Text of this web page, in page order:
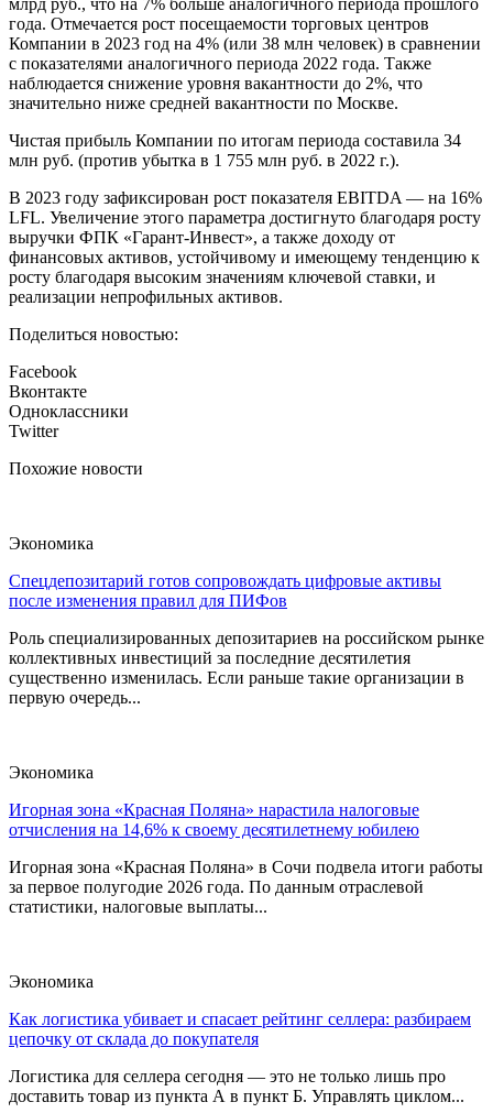
млрд руб., что на 7% больше аналогичного периода прошлого
года. Отмечается рост посещаемости торговых центров
Компании в 2023 год на 4% (или 38 млн человек) в сравнении
с показателями аналогичного периода 2022 года. Также
наблюдается снижение уровня вакантности до 2%, что
значительно ниже средней вакантности по Москве.
Чистая прибыль Компании по итогам периода составила 34
млн руб. (против убытка в 1 755 млн руб. в 2022 г.).
В 2023 году зафиксирован рост показателя EBITDA — на 16%
LFL. Увеличение этого параметра достигнуто благодаря росту
выручки ФПК «Гарант-Инвест», а также доходу от
финансовых активов, устойчивому и имеющему тенденцию к
росту благодаря высоким значениям ключевой ставки, и
реализации непрофильных активов.
Поделиться новостью:
Facebook
Вконтакте
Одноклассники
Twitter
Похожие новости
Экономика
Спецдепозитарий готов сопровождать цифровые активы
после изменения правил для ПИФов
Роль специализированных депозитариев на российском рынке
коллективных инвестиций за последние десятилетия
существенно изменилась. Если раньше такие организации в
первую очередь...
Экономика
Игорная зона «Красная Поляна» нарастила налоговые
отчисления на 14,6% к своему десятилетнему юбилею
Игорная зона «Красная Поляна» в Сочи подвела итоги работы
за первое полугодие 2026 года. По данным отраслевой
статистики, налоговые выплаты...
Экономика
Как логистика убивает и спасает рейтинг селлера: разбираем
цепочку от склада до покупателя
Логистика для селлера сегодня — это не только лишь про
доставить товар из пункта А в пункт Б. Управлять циклом...